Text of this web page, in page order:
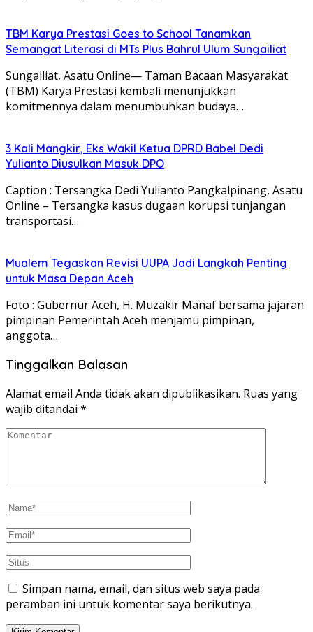
TBM Karya Prestasi Goes to School Tanamkan
Semangat Literasi di MTs Plus Bahrul Ulum Sungailiat
Sungailiat, Asatu Online— Taman Bacaan Masyarakat
(TBM) Karya Prestasi kembali menunjukkan
komitmennya dalam menumbuhkan budaya…
3 Kali Mangkir, Eks Wakil Ketua DPRD Babel Dedi
Yulianto Diusulkan Masuk DPO
Caption : Tersangka Dedi Yulianto Pangkalpinang, Asatu
Online – Tersangka kasus dugaan korupsi tunjangan
transportasi…
Mualem Tegaskan Revisi UUPA Jadi Langkah Penting
untuk Masa Depan Aceh
Foto : Gubernur Aceh, H. Muzakir Manaf bersama jajaran
pimpinan Pemerintah Aceh menjamu pimpinan,
anggota…
Tinggalkan Balasan
Alamat email Anda tidak akan dipublikasikan. Ruas yang
wajib ditandai *
Simpan nama, email, dan situs web saya pada
peramban ini untuk komentar saya berikutnya.